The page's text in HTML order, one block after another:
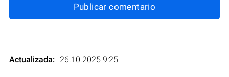
Publicar comentario
Actualizada: 26.10.2025 9:25